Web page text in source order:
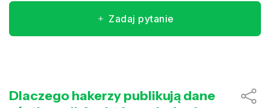
Zadaj pytanie
Dlaczego hakerzy publikują dane